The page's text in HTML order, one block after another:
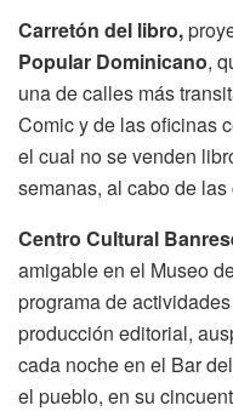
Carretón del libro,
Popular Dominicano,
una de calles más
Comic y de las oficinas
el cual no se venden
semanas, al cabo de
Centro Cultural
amigable en el Museo
programa de
producción editorial,
cada noche en el Bar
el pueblo, en su